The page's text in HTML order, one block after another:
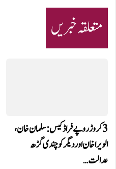
متعلقہ خبریں
3 کروڑ روپے فراڈ کیس: سلمان خان،
الویرا خان اور دیگر کو چندی گڑھ
عدالت…